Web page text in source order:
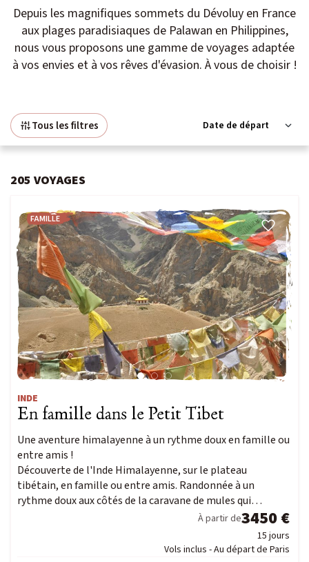
Niveau 4 à 5 / Itinérance
Voyage signature
Peuples du Monde
Vie sauvage
Safaris
Voyages du Vivant
Voyage Photo
Photo Peuples du Monde
Photo Paysage & Nature
Photo animalière
Croisière Aventure
Kayak & SUP
Raquette
Depuis les magnifiques sommets du Dévoluy en France
aux plages paradisiaques de Palawan en Philippines,
nous vous proposons une gamme de voyages adaptée
à vos envies et à vos rêves d'évasion. À vous de choisir !
Tous les filtres
205 VOYAGES
FAMILLE
INDE
En famille dans le Petit Tibet
Une aventure himalayenne à un rythme doux en famille ou
entre amis !
Découverte de l'Inde Himalayenne, sur le plateau
tibétain, en famille ou entre amis. Randonnée à un
rythme doux aux côtés de la caravane de mules qui…
À partir de3450 €
15 jours
Vols inclus - Au départ de Paris